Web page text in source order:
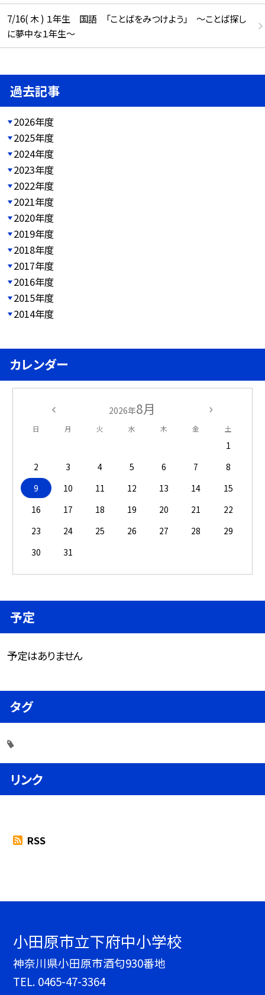
7/16( 木 ) １年生 国語 「ことばをみつけよう」 ～ことば探し
に夢中な１年生～
過去記事
2026年度
2025年度
2024年度
2023年度
2022年度
2021年度
2020年度
2019年度
2018年度
2017年度
2016年度
2015年度
2014年度
カレンダー
2026年8月
日 月 火 水 木 金 土
1
2
3 4 5 6 7
8
9
10 11 12 13 14
15
16
17 18 19 20 21
22
23
24 25 26 27 28
29
30
31
予定
予定はありません
タグ
リンク
RSS
小田原市立下府中小学校
神奈川県小田原市酒匂930番地
TEL. 0465-47-3364